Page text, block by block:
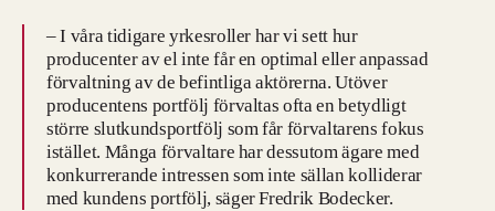
– I våra tidigare yrkesroller har vi sett hur
producenter av el inte får en optimal eller anpassad
förvaltning av de befintliga aktörerna. Utöver
producentens portfölj förvaltas ofta en betydligt
större slutkundsportfölj som får förvaltarens fokus
istället. Många förvaltare har dessutom ägare med
konkurrerande intressen som inte sällan kolliderar
med kundens portfölj, säger Fredrik Bodecker.